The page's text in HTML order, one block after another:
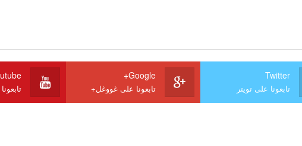
Twitter
تابعونا على تويتر
Google+
تابعونا على غووغل+